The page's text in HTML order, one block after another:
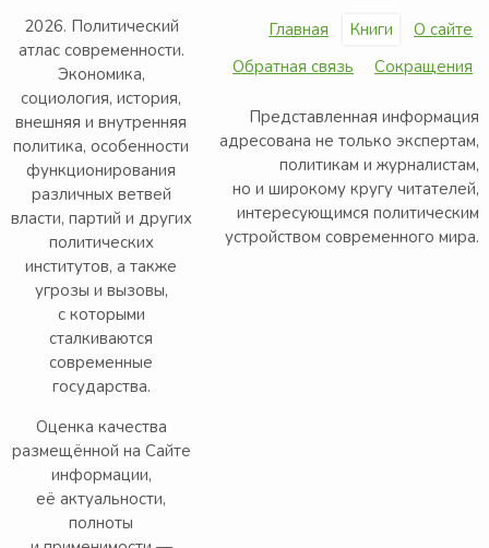
2026. Политический
атлас современности.
Экономика,
социология, история,
внешняя и внутренняя
политика, особенности
функционирования
различных ветвей
власти, партий и других
политических
институтов, а также
угрозы и вызовы,
с которыми
сталкиваются
современные
государства.
Оценка качества
размещённой на Сайте
информации,
её актуальности,
полноты
Главная Книги
О сайте
Обратная связь
Сокращения
Представленная информация
адресована не только экспертам,
политикам и журналистам,
но и широкому кругу читателей,
интересующимся политическим
устройством современного мира.